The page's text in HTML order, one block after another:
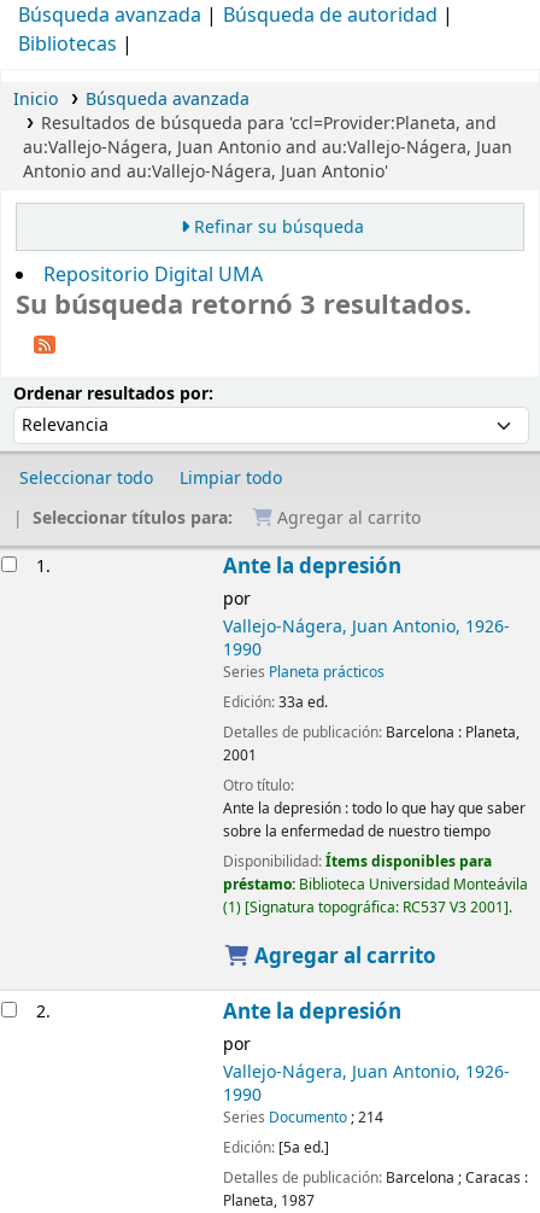
Búsqueda avanzada
Búsqueda de autoridad
Bibliotecas
Inicio
Búsqueda avanzada
Resultados de búsqueda para 'ccl=Provider:Planeta, and
au:Vallejo-Nágera, Juan Antonio and au:Vallejo-Nágera, Juan
Antonio and au:Vallejo-Nágera, Juan Antonio'
Refinar su búsqueda
Repositorio Digital UMA
Su búsqueda retornó 3 resultados.
Ordenar resultados por:
Seleccionar todo
Limpiar todo
Seleccionar títulos para:
Agregar al carrito
1. Ante la depresión
por
Vallejo-Nágera, Juan Antonio, 1926-
1990
Series Planeta prácticos
Edición:33a ed.
Detalles de publicación: Barcelona : Planeta,
2001
Otro título:
Ante la depresión : todo lo que hay que saber
sobre la enfermedad de nuestro tiempo
Disponibilidad:Ítems disponibles para
préstamo: Biblioteca Universidad Monteávila
(1) Signatura topográfica: RC537 V3 2001 .
Agregar al carrito
2. Ante la depresión
por
Vallejo-Nágera, Juan Antonio, 1926-
1990
Series Documento; 214
Edición: [5a ed.]
Detalles de publicación: Barcelona ; Caracas :
Planeta, 1987